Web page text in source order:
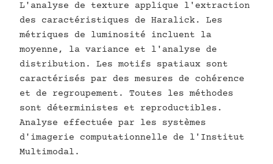
L'analyse de texture applique l'extraction
des caractéristiques de Haralick. Les
métriques de luminosité incluent la
moyenne, la variance et l'analyse de
distribution. Les motifs spatiaux sont
caractérisés par des mesures de cohérence
et de regroupement. Toutes les méthodes
sont déterministes et reproductibles.
Analyse effectuée par les systèmes
d'imagerie computationnelle de l'Institut
Multimodal.